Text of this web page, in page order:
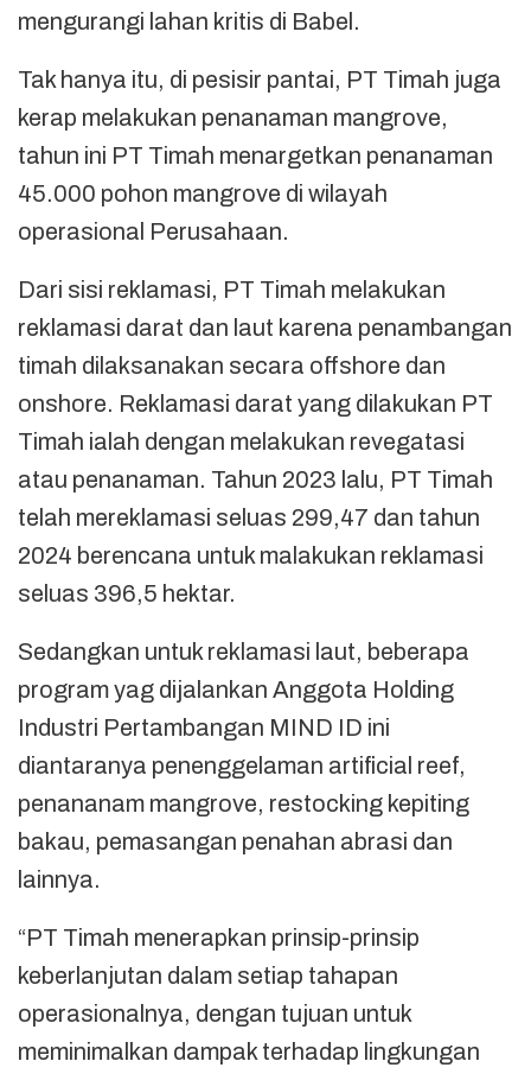
mengurangi lahan kritis di Babel.
Tak hanya itu, di pesisir pantai, PT Timah juga
kerap melakukan penanaman mangrove,
tahun ini PT Timah menargetkan penanaman
45.000 pohon mangrove di wilayah
operasional Perusahaan.
Dari sisi reklamasi, PT Timah melakukan
reklamasi darat dan laut karena penambangan
timah dilaksanakan secara offshore dan
onshore. Reklamasi darat yang dilakukan PT
Timah ialah dengan melakukan revegatasi
atau penanaman. Tahun 2023 lalu, PT Timah
telah mereklamasi seluas 299,47 dan tahun
2024 berencana untuk malakukan reklamasi
seluas 396,5 hektar.
Sedangkan untuk reklamasi laut, beberapa
program yag dijalankan Anggota Holding
Industri Pertambangan MIND ID ini
diantaranya penenggelaman artificial reef,
penananam mangrove, restocking kepiting
bakau, pemasangan penahan abrasi dan
lainnya.
“PT Timah menerapkan prinsip-prinsip
keberlanjutan dalam setiap tahapan
operasionalnya, dengan tujuan untuk
meminimalkan dampak terhadap lingkungan